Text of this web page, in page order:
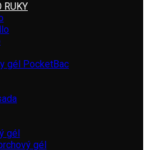
RUKY
gél PocketBac
gél
gél